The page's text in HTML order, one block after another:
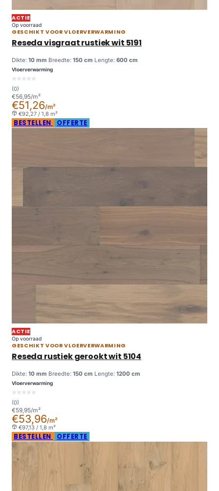
ACTIE
Op voorraad
GESCHIKT VOOR VLOERVERWARMING
Reseda visgraat rustiek wit 5191
Dikte: 10 mm Breedte: 150 cm Lengte: 600 cm
Vloerverwarming
(0)
€56,95/m²
€51,26/m²
€92,27 / 1,8 m²
BESTELLEN OFFERTE
ACTIE
Op voorraad
GESCHIKT VOOR VLOERVERWARMING
Reseda rustiek gerookt wit 5104
Dikte: 10 mm Breedte: 150 cm Lengte: 1200 cm
Vloerverwarming
(0)
€59,95/m²
€53,96/m²
€97,13 / 1,8 m²
BESTELLEN OFFERTE